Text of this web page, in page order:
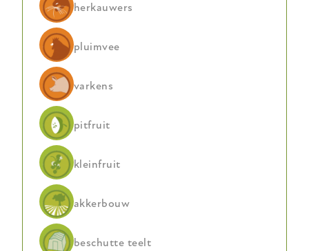
herkauwers
pluimvee
varkens
pitfruit
kleinfruit
akkerbouw
beschutte teelt